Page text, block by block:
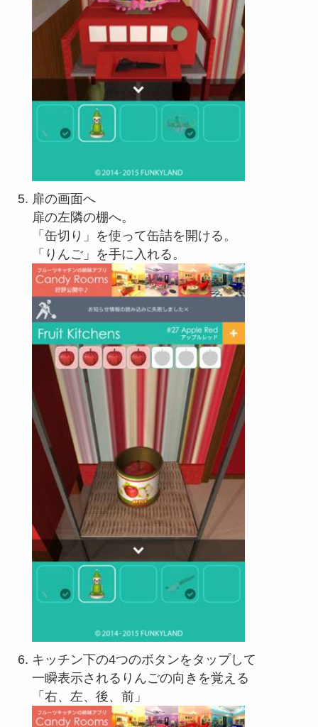
扉の画面へ
扉の左隣の棚へ。
「缶切り」を使って缶詰を開ける。
「りんご」を手に入れる。
キッチン下の4つのボタンをタップして
一瞬表示されるりんごの向きを覚える
「右、左、後、前」